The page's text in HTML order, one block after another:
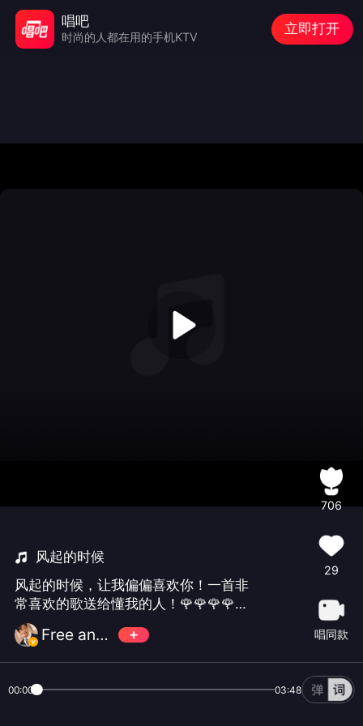
风起的时候
风起的时候，让我偏偏喜欢你！一首非
常喜欢的歌送给懂我的人！🌹🌹🌹🌹🌹
🌹🌹🌹🌹
Free and easy黎
706
29
唱同款
00:00 03:48
唱吧
时尚的人都在用的手机KTV
立即打开